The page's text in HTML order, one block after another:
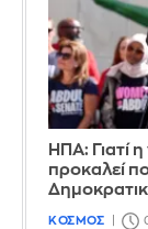
ΗΠΑ: Γιατί
προκαλεί
ΚΟΣΜΟΣ